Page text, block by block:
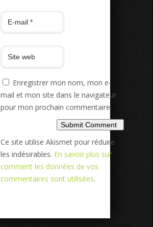
Enregistrer mon nom, mon e-
mail et mon site dans le navigateur
pour mon prochain commentaire.
Ce site utilise Akismet pour réduire
les indésirables. En savoir plus sur
comment les données de vos
commentaires sont utilisées.